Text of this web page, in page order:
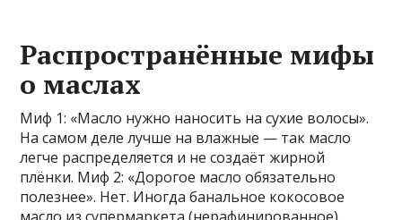
Распространённые мифы
о маслах
Миф 1: «Масло нужно наносить на сухие волосы».
На самом деле лучше на влажные — так масло
легче распределяется и не создаёт жирной
плёнки. Миф 2: «Дорогое масло обязательно
полезнее». Нет. Иногда банальное кокосовое